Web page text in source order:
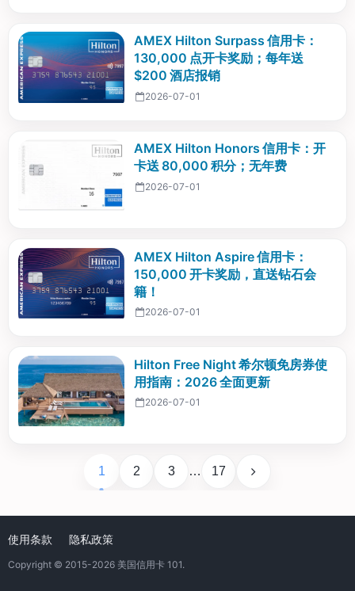
AMEX Hilton Surpass 信用卡：
130,000 点开卡奖励；每年送
$200 酒店报销
2026-07-01
AMEX Hilton Honors 信用卡：开
卡送 80,000 积分；无年费
2026-07-01
AMEX Hilton Aspire 信用卡：
150,000 开卡奖励，直送钻石会
籍！
2026-07-01
Hilton Free Night 希尔顿免房券使
用指南：2026 全面更新
2026-07-01
1 2 3 … 17
使用条款 隐私政策
Copyright © 2015-2026 美国信用卡 101.